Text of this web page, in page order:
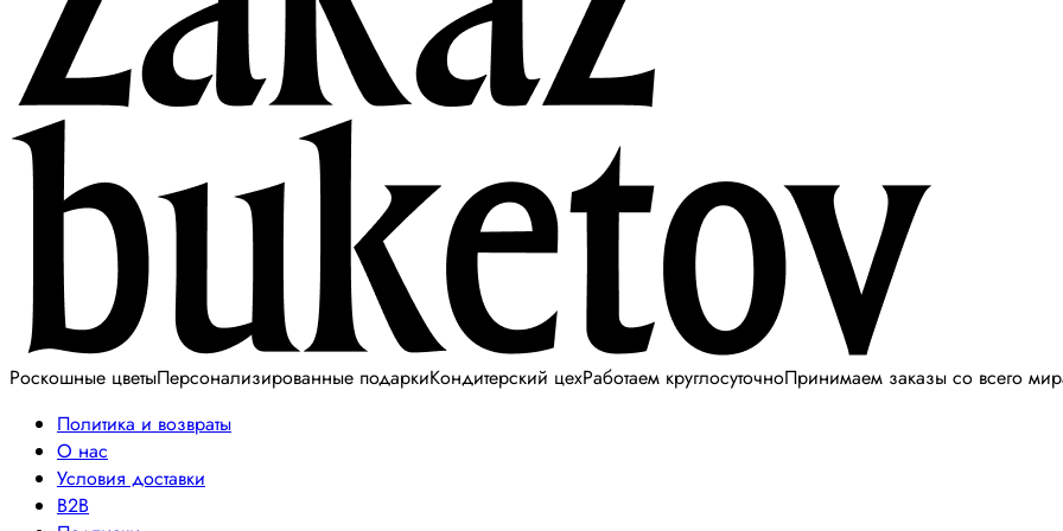
Роскошные цветыПерсонализированные подаркиКондитерский цехРаботаем круглосуточноПринимаем заказы со всего
Политика и возвраты
О нас
Условия доставки
B2B